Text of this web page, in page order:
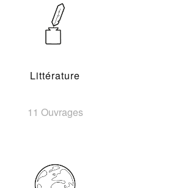
Littérature
11 Ouvrages